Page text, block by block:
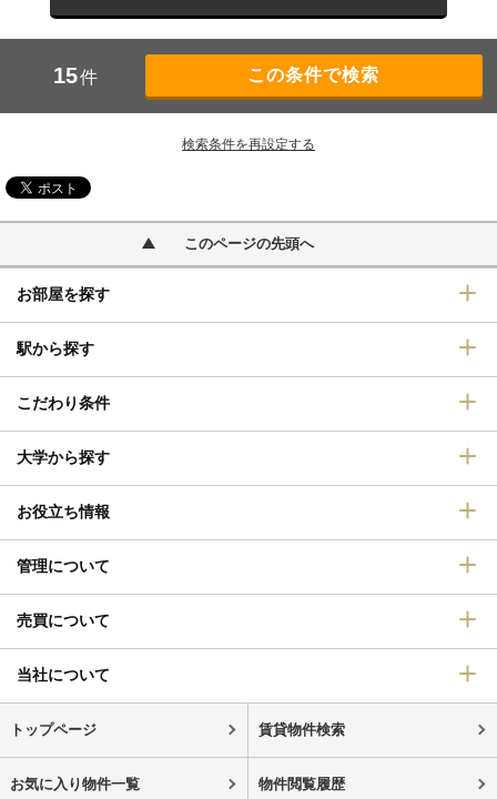
15件
検索条件を再設定する
このページの先頭へ
お部屋を探す
駅から探す
こだわり条件
大学から探す
お役立ち情報
管理について
売買について
当社について
トップページ 賃貸物件検索
お気に入り物件一覧 物件閲覧履歴